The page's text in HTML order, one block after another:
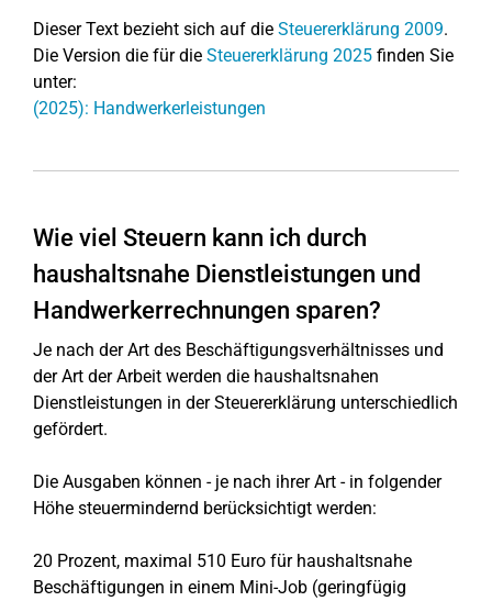
Dieser Text bezieht sich auf die Steuererklärung 2009.
Die Version die für die Steuererklärung 2025 finden Sie
unter:
(2025): Handwerkerleistungen
Wie viel Steuern kann ich durch
haushaltsnahe Dienstleistungen und
Handwerkerrechnungen sparen?
Je nach der Art des Beschäftigungsverhältnisses und
der Art der Arbeit werden die haushaltsnahen
Dienstleistungen in der Steuererklärung unterschiedlich
gefördert.
Die Ausgaben können - je nach ihrer Art - in folgender
Höhe steuermindernd berücksichtigt werden:
20 Prozent, maximal 510 Euro für haushaltsnahe
Beschäftigungen in einem Mini-Job (geringfügig